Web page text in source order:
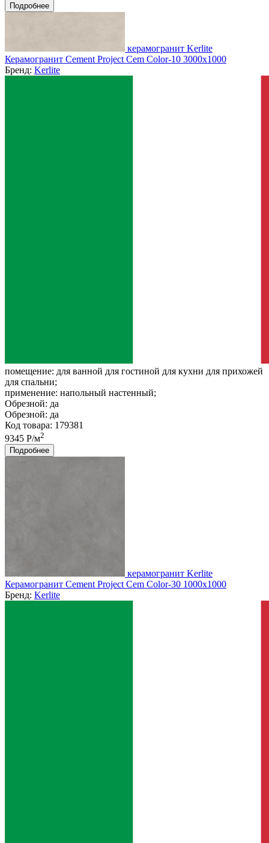
Подробнее
керамогранит Kerlite
Керамогранит Cement Project Cem Color-10 3000x1000
Бренд: Kerlite
помещение: для ванной для гостиной для кухни для прихожей
для спальни;
применение: напольный настенный;
Обрезной: да
Обрезной: да
Код товара: 179381
9345 Р/м2
Подробнее
керамогранит Kerlite
Керамогранит Cement Project Cem Color-30 1000x1000
Бренд: Kerlite